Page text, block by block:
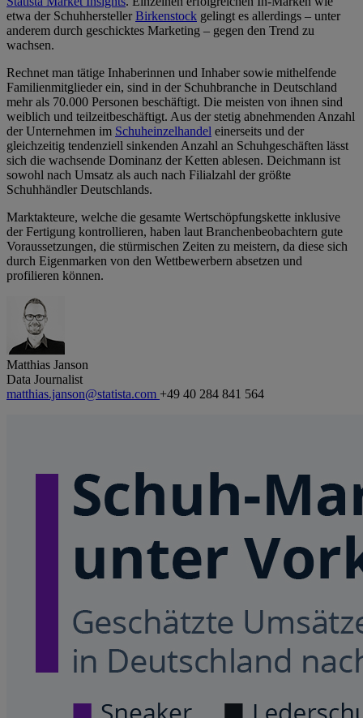
etwa der SchuhherstellerBirkenstock gelingt es allerdings – unter
anderem durch geschicktes Marketing – gegen den Trend zu
wachsen.
Rechnet man tätige Inhaberinnen und Inhaber sowie mithelfende
Familienmitglieder ein, sind in der Schuhbranche in Deutschland
mehr als 70.000 Personen beschäftigt. Die meisten von ihnen sind
weiblich und teilzeitbeschäftigt. Aus der stetig abnehmenden Anzahl
der Unternehmen im Schuheinzelhandel einerseits und der
gleichzeitig tendenziell sinkenden Anzahl an Schuhgeschäften lässt
sich die wachsende Dominanz der Ketten ablesen. Deichmann ist
sowohl nach Umsatz als auch nach Filialzahl der größte
Schuhhändler Deutschlands.
Marktakteure, welche die gesamte Wertschöpfungskette inklusive
der Fertigung kontrollieren, haben laut Branchenbeobachtern gute
Voraussetzungen, die stürmischen Zeiten zu meistern, da diese sich
durch Eigenmarken von den Wettbewerbern absetzen und
profilieren können.
Matthias Janson
Data Journalist
matthias.janson@statista.com +49 40 284 841 564